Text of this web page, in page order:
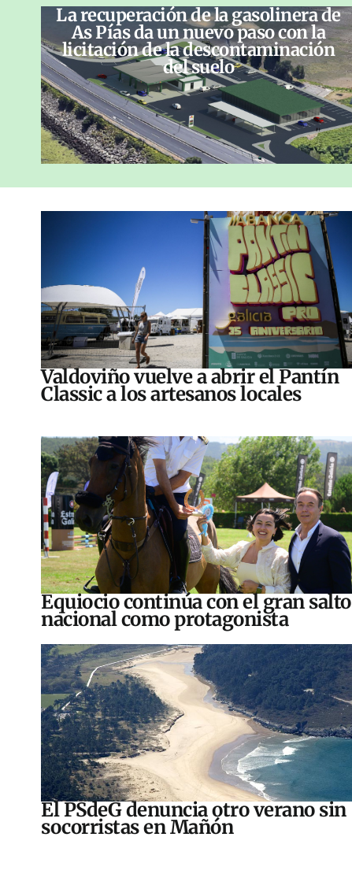
La recuperación de la gasolinera de
As Pías da un nuevo paso con la
licitación de la descontaminación
del suelo
Valdoviño vuelve a abrir el Pantín
Classic a los artesanos locales
Equiocio continúa con el gran salto
nacional como protagonista
El PSdeG denuncia otro verano sin
socorristas en Mañón